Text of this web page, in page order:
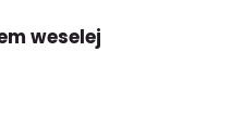
weselej